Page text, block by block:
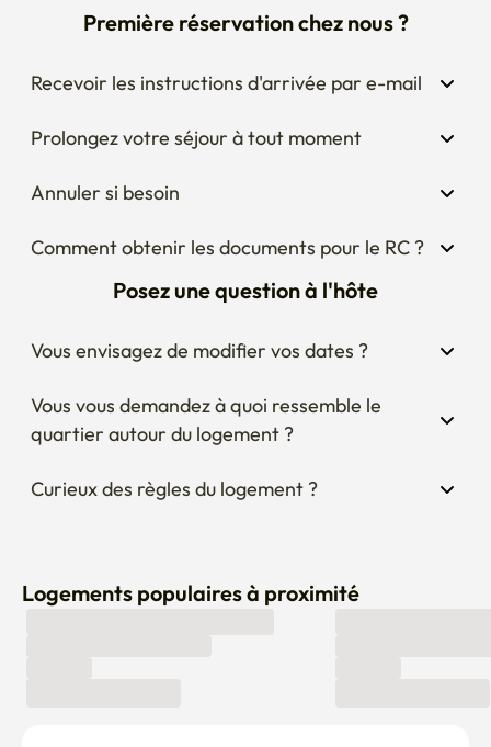
Recevoir les instructions d'arrivée par e-mail
Prolongez votre séjour à tout moment
Annuler si besoin
Comment obtenir les documents pour le RC ?
Posez une question à l'hôte
Vous envisagez de modifier vos dates ?
Vous vous demandez à quoi ressemble le
Curieux des règles du logement ?